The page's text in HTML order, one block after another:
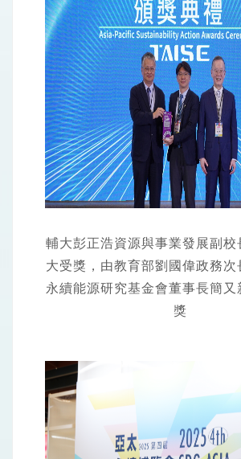
輔大彭正浩資源與事業發展副校
大受獎，由教育部劉國偉政務次
永續能源研究基金會董事長簡又
獎